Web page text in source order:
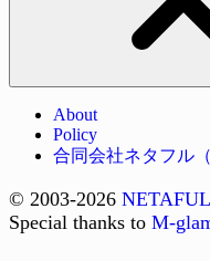
About
Policy
合同会社ネタフル
© 2003-2026
Special thanks to M-